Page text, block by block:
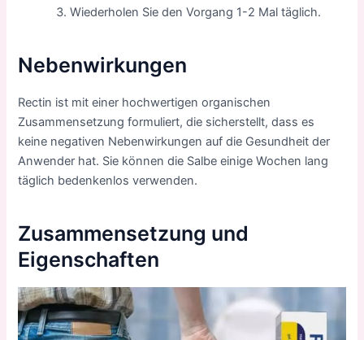
Wiederholen Sie den Vorgang 1-2 Mal täglich.
Nebenwirkungen
Rectin ist mit einer hochwertigen organischen
Zusammensetzung formuliert, die sicherstellt, dass es
keine negativen Nebenwirkungen auf die Gesundheit der
Anwender hat. Sie können die Salbe einige Wochen lang
täglich bedenkenlos verwenden.
Zusammensetzung und
Eigenschaften